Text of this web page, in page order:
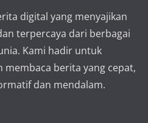
digital yang menyajikan
terpercaya dari berbagai
Kami hadir untuk
berita yang cepat,
dan mendalam.